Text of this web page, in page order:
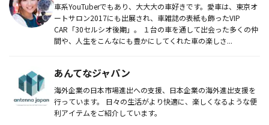
車系YouTuberでもあり、大大大の車好きです。愛車は、東京オ
ートサロン2017にも出展され、車雑誌の表紙も飾ったVIP
CAR「30セルシオ後期」。 １台の車を通して出会った多くの仲
間や、人生をこんなにも豊かにしてくれた車の楽しさ...
あんてなジャパン
海外企業の日本市場進出への支援、日本企業の海外進出支援を
行っています。 日々の生活がより快適に、楽しくなるような便
利アイテムをご紹介しています。